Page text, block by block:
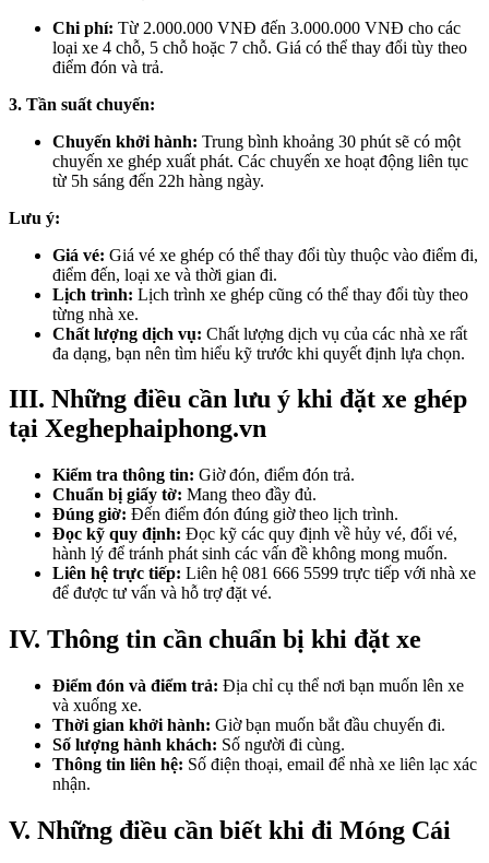
Chi phí: Từ 2.000.000 VNĐ đến 3.000.000 VNĐ cho các
loại xe 4 chỗ, 5 chỗ hoặc 7 chỗ. Giá có thể thay đổi tùy theo
điểm đón và trả.
3. Tần suất chuyến:
Chuyến khởi hành: Trung bình khoảng 30 phút sẽ có một
chuyến xe ghép xuất phát. Các chuyến xe hoạt động liên tục
từ 5h sáng đến 22h hàng ngày.
Lưu ý:
Giá vé: Giá vé xe ghép có thể thay đổi tùy thuộc vào điểm đi,
điểm đến, loại xe và thời gian đi.
Lịch trình: Lịch trình xe ghép cũng có thể thay đổi tùy theo
từng nhà xe.
Chất lượng dịch vụ: Chất lượng dịch vụ của các nhà xe rất
đa dạng, bạn nên tìm hiểu kỹ trước khi quyết định lựa chọn.
III. Những điều cần lưu ý khi đặt xe ghép
tại Xeghephaiphong.vn
Kiểm tra thông tin: Giờ đón, điểm đón trả.
Chuẩn bị giấy tờ: Mang theo đầy đủ.
Đúng giờ: Đến điểm đón đúng giờ theo lịch trình.
Đọc kỹ quy định: Đọc kỹ các quy định về hủy vé, đổi vé,
hành lý để tránh phát sinh các vấn đề không mong muốn.
Liên hệ trực tiếp: Liên hệ 081 666 5599 trực tiếp với nhà xe
để được tư vấn và hỗ trợ đặt vé.
IV. Thông tin cần chuẩn bị khi đặt xe
Điểm đón và điểm trả: Địa chỉ cụ thể nơi bạn muốn lên xe
và xuống xe.
Thời gian khởi hành: Giờ bạn muốn bắt đầu chuyến đi.
Số lượng hành khách: Số người đi cùng.
Thông tin liên hệ: Số điện thoại, email để nhà xe liên lạc xác
nhận.
V. Những điều cần biết khi đi Móng Cái